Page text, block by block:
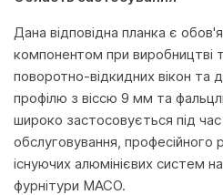
Дана відповідна планка є
компонентом при виробництві
поворотно-відкидних вікон та
профілю з віссю 9 мм та
широко застосовується під час
обслуговування, професійного
існуючих алюмінієвих систем на
фурнітури MACO.